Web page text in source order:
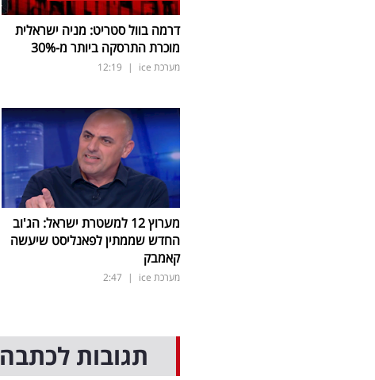
דרמה בוול סטריט: מניה ישראלית
מוכרת התרסקה ביותר מ-30%
מערכת ice |
12:19
מערוץ 12 למשטרת ישראל: הג'וב
החדש שממתין לפאנליסט שיעשה
קאמבק
מערכת ice |
2:47
תגובות לכתבה